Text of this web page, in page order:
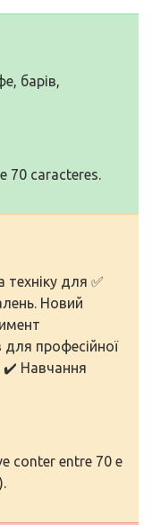
барів,
70 caracteres.
для ✅
Новий
професійної
✔️ Навчання
conter entre 70 e